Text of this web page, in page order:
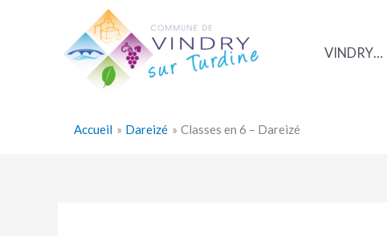
VINDRY…
Accueil Dareizé Classes en 6 – Dareizé